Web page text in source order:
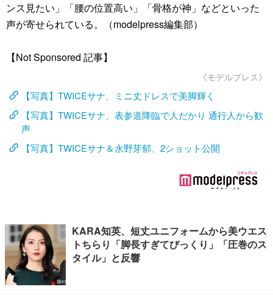
ンス見たい」「腰の位置高い」「骨格が神」などといった
声が寄せられている。（modelpress編集部）
【Not Sponsored 記事】
《モデルプレス》
【写真】TWICEサナ、ミニ丈ドレスで美脚輝く
【写真】TWICEサナ、表参道降臨で人だかり 通行人から歓
声
【写真】TWICEサナ＆永野芽郁、2ショット公開
KARA知英、短丈ユニフォームから美ウエス
トちらり「脚長すぎてびっくり」「圧巻のス
タイル」と反響